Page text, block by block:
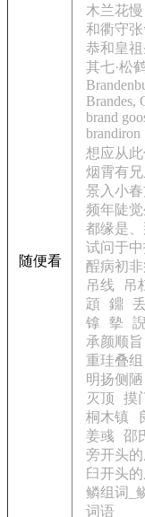
随便看
木兰花慢
和衢守
恭和皇
其七·松
Brandes,
brand
brandiron
想应从
烟霄有
景入小
频年陡
都缘是
试问于
酲病初
吊线
吊
顁 鐤 丢
镎
摰 誽
承颜顺旨
重珪叠组
明扬侧陋
灭顶
摸
桐木镇
姜彧
邵
旁开头
臼开头
鳞组词_
词语